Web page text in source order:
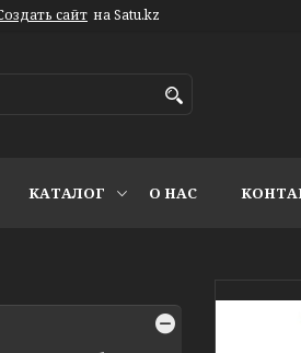
сайт на Satu.kz
КАТАЛОГ О НАС